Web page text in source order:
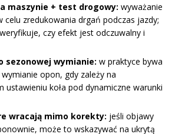
maszynie + test drogowy: wyważanie
celu zredukowania drgań podczas jazdy;
czy efekt jest odczuwalny i
sezonowej wymianie: w praktyce bywa
opon, gdy zależy na
ustawieniu koła pod dynamiczne warunki
wracają mimo korekty: jeśli objawy
może to wskazywać na ukrytą